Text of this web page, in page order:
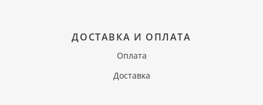
ДОСТАВКА И ОПЛАТА
Оплата
Доставка